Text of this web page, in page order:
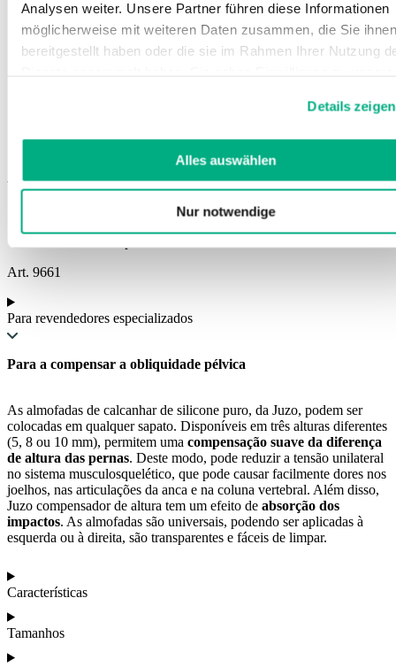
Analysen weiter. Unsere Partner führen diese Informationen
möglicherweise mit weiteren Daten zusammen, die Sie ihnen
bereitgestellt haben oder die sie im Rahmen Ihrer Nutzung
unsererDatenschutzerklärungundImpressum.
Details zeigen
Alles auswählen
Nur notwendige
Juzo Compensador de Altura
Almofada de calcanhar, em silicone, para compensar a altura
Para compensar uma inclinação pélvica
Art. 9661
Para revendedores especializados
Para a compensar a obliquidade pélvica
As almofadas de calcanhar de silicone puro, da Juzo, podem ser
colocadas em qualquer sapato. Disponíveis em três alturas diferentes
(5, 8 ou 10 mm), permitem uma compensação suave da diferença
de altura das pernas. Deste modo, pode reduzir a tensão unilateral
no sistema musculosquelético, que pode causar facilmente dores nos
joelhos, nas articulações da anca e na coluna vertebral. Além disso,
Juzo compensador de altura tem um efeito de absorção dos
impactos. As almofadas são universais, podendo ser aplicadas à
esquerda ou à direita, são transparentes e fáceis de limpar.
Características
Tamanhos